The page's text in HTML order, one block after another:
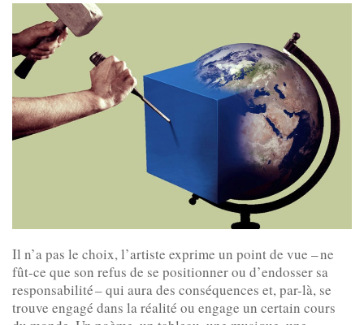
Il n’a pas le choix, l’artiste exprime un point de vue – ne
fût-ce que son refus de se positionner ou d’endosser sa
responsabilité – qui aura des conséquences et, par-là, se
trouve engagé dans la réalité ou engage un certain cours